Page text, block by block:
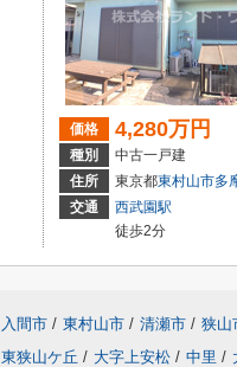
価格 4,280万円
種別
中古一戸建
住所
東京都東村山市多
交通
西武園駅
徒歩2分
入間市 / 東村山市 / 清瀬市 / 狭山
東狭山ケ丘 / 大字上安松 / 中里 /